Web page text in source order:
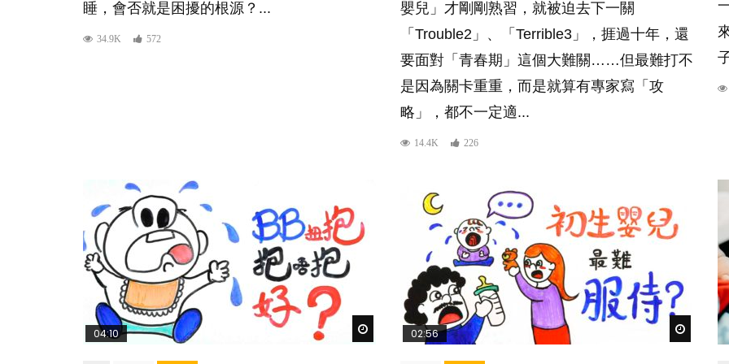
睡，會否就是困擾的根源？...
34.9K 572
嬰兒」才剛剛熟習，就被迫去下一關
「Trouble2」、「Terrible3」，捱過十年，還
要面對「青春期」這個大難關……但最難打不
是因為關卡重重，而是就算有專家寫「攻
略」，都不一定適...
14.4K 226
Watch Later
04:10 Watch
02:56